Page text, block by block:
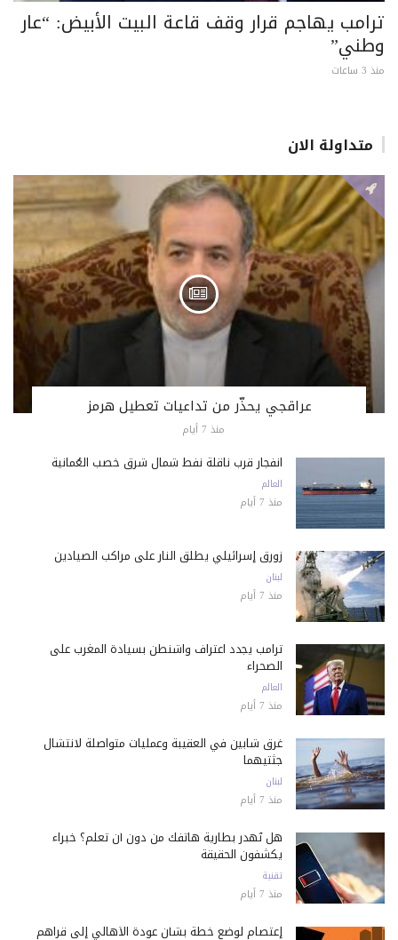
ترامب يهاجم قرار وقف قاعة البيت الأبيض: “عار
وطني”
منذ 3 ساعات
متداولة الان
عراقجي يحذّر من تداعيات تعطيل هرمز
منذ 7 أيام
انفجار قرب ناقلة نفط شمال شرق خصب العُمانية
العالم
منذ 7 أيام
زورق إسرائيلي يطلق النار على مراكب الصيادين
لبنان
منذ 7 أيام
ترامب يجدد اعتراف واشنطن بسيادة المغرب على
الصحراء
العالم
منذ 7 أيام
غرق شابين في العقيبة وعمليات متواصلة لانتشال
جثتيهما
لبنان
منذ 7 أيام
هل تُهدر بطارية هاتفك من دون أن تعلم؟ خبراء
يكشفون الحقيقة
تقنية
منذ 7 أيام
إعتصام لوضع خطة بشأن عودة الأهالي إلى قراهم